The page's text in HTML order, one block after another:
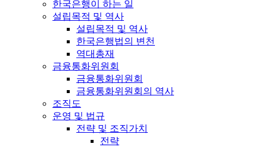
한국은행이 하는 일
설립목적 및 역사
설립목적 및 역사
한국은행법의 변천
역대총재
금융통화위원회
금융통화위원회
금융통화위원회의 역사
조직도
운영 및 법규
전략 및 조직가치
전략